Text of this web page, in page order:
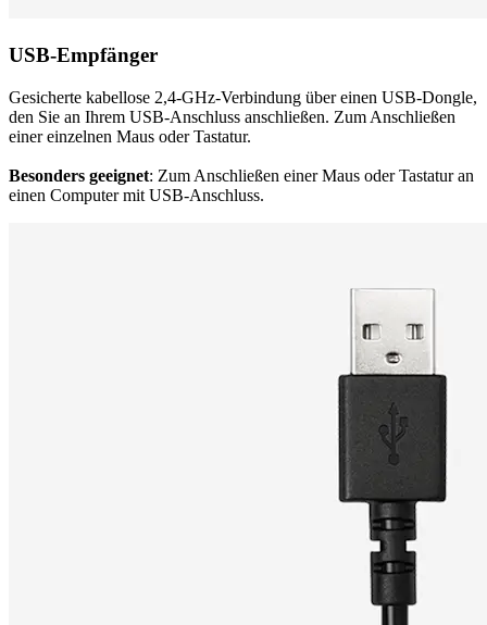
USB-Empfänger
Gesicherte kabellose 2,4-GHz-Verbindung über einen USB-Dongle,
den Sie an Ihrem USB-Anschluss anschließen. Zum Anschließen
einer einzelnen Maus oder Tastatur.
Besonders geeignet: Zum Anschließen einer Maus oder Tastatur an
einen Computer mit USB-Anschluss.